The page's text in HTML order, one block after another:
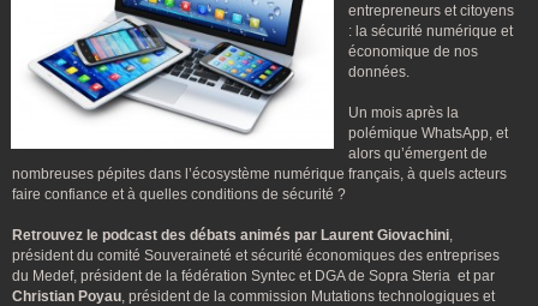
entrepreneurs et citoyens
: la sécurité numérique et
économique de nos
données.
Un mois après la
polémique WhatsApp, et
alors qu’émergent de
nombreuses pépites dans l’écosystème numérique français, à quels acteurs
faire confiance et à quelles conditions de sécurité ?
Retrouvez le podcast des débats animés par Laurent Giovachini,
président du comité Souveraineté et sécurité économiques des entreprises
du Medef, président de la fédération Syntec et DGA de Sopra Steria et par
Christian Poyau, président de la commission Mutations technologiques et